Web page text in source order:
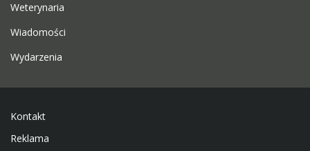
Weterynaria
Wiadomości
Wydarzenia
Kontakt
Reklama